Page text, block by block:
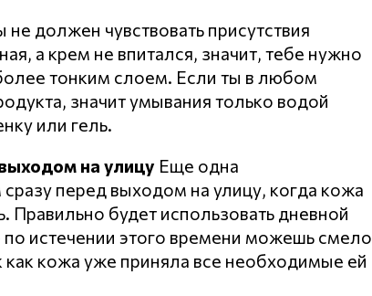
должен чувствовать присутствия
а крем не впитался, значит, тебе нужно
тонким слоем. Если ты в любом
значит умывания только водой
или гель.
на улицу Еще одна
перед выходом на улицу, когда кожа
будет использовать дневной
истечении этого времени можешь смело
как кожа уже приняла все необходимые ей